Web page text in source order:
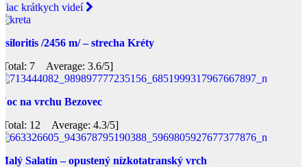
krátkych videí
/2456 m/ – strecha Kréty
7 Average: 3.6/5]
na vrchu Bezovec
12 Average: 4.3/5]
Salatín – opustený nízkotatranský vrch